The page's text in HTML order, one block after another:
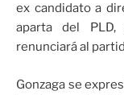
ex candidato a
aparta del
renunciará al
Gonzaga se